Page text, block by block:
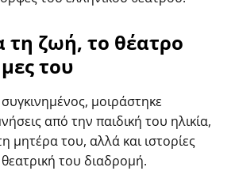
τη ζωή, το θέατρο
του
μοιράστηκε
από την παιδική του ηλικία,
μητέρα του, αλλά και ιστορίες
του διαδρομή.